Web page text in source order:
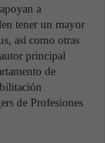
a
tener un mayor
así como otras
principal
de
de Profesiones